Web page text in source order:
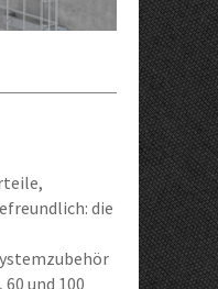
die
und 100